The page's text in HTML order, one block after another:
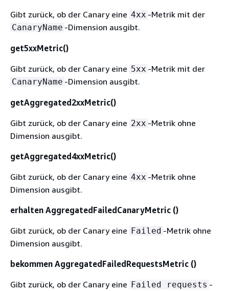
Gibt zurück, ob der Canary eine 4xx -Metrik mit der
CanaryName -Dimension ausgibt.
get5xxMetric()
Gibt zurück, ob der Canary eine 5xx -Metrik mit der
CanaryName -Dimension ausgibt.
getAggregated2xxMetric()
Gibt zurück, ob der Canary eine 2xx -Metrik ohne
Dimension ausgibt.
getAggregated4xxMetric()
Gibt zurück, ob der Canary eine 4xx -Metrik ohne
Dimension ausgibt.
erhalten AggregatedFailedCanaryMetric ()
Gibt zurück, ob der Canary eine Failed -Metrik ohne
Dimension ausgibt.
bekommen AggregatedFailedRequestsMetric ()
Gibt zurück, ob der Canary eine Failed requests -